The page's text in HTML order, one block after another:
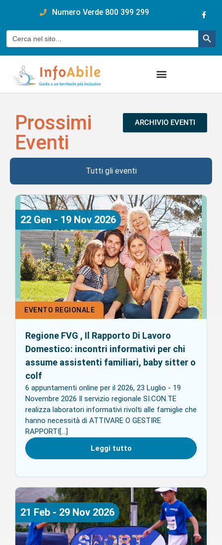
Numero Verde 800 399 299
Cerca:
Prossimi
Eventi
ARCHIVIO EVENTI
Tutti gli eventi
EVENTO REGIONALE
22 Gen - 19 Nov 2026
Regione FVG , Il Rapporto Di Lavoro
Domestico: incontri informativi per chi
assume assistenti familiari, baby sitter o
colf
6 appuntamenti online per il 2026, 23 Luglio - 19
Novembre 2026 Il servizio regionale SI.CON.TE
realizza laboratori informativi rivolti alle famiglie che
hanno necessità di ATTIVARE O GESTIRE
RAPPORTI[...]
Leggi tutto
21 Feb - 29 Nov 2026